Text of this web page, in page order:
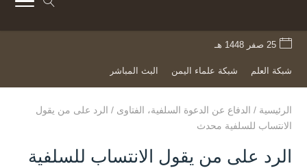
25 صفر 1448 هـ
شبكة العلم شبكة علماء اليمن البث المباشر
الرئيسية / الدفاع عن الدعوة السلفية، الفتاوى / الرد على من يقول
الانتساب للسلفية محدث
الرد على من يقول الانتساب للسلفية